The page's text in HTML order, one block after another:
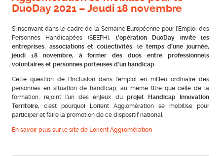
DuoDay 2021 – Jeudi 18 novembre
S’inscrivant dans le cadre de la Semaine Européenne pour l’Emploi des
Personnes Handicapées (SEEPH), l’opération DuoDay invite les
entreprises, associations et collectivités, le temps d’une journée,
jeudi 18 novembre, à former des duos entre professionnels
volontaires et personnes porteuses d’un handicap.
Cette question de l’inclusion dans l’emploi en milieu ordinaire des
personnes en situation de handicap, au même titre que celle de la
formation, rejoint l’un des enjeux du projet Handicap Innovation
Territoire, c’est pourquoi Lorient Agglomération se mobilise pour
participer et faire la promotion de ce dispositif national.
En savoir plus sur le site de Lorient Agglomération